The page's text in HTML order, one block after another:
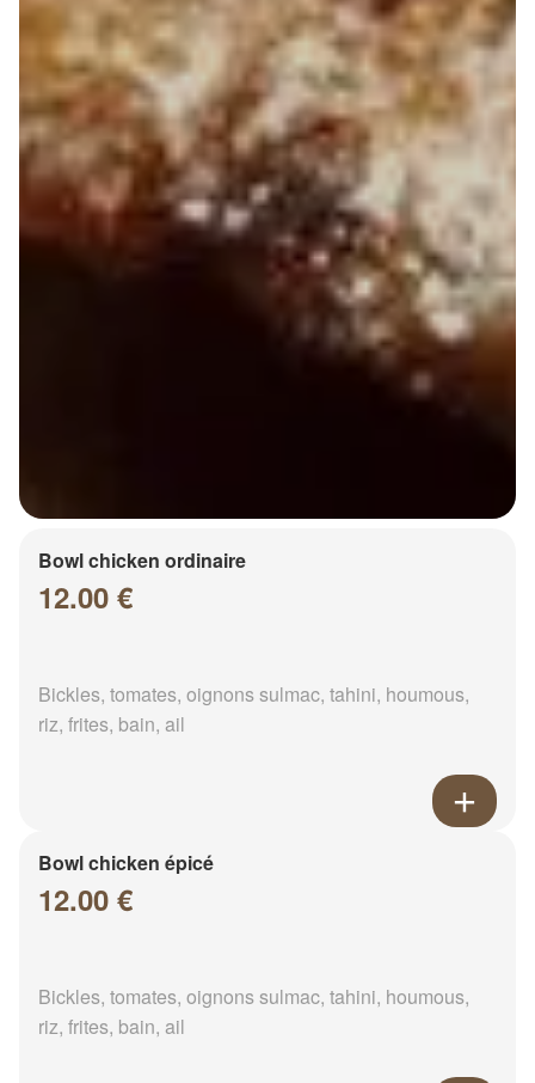
Bowl chicken ordinaire
12.00 €
Bickles, tomates, oignons sulmac, tahini, houmous,
riz, frites, bain, ail
Bowl chicken épicé
12.00 €
Bickles, tomates, oignons sulmac, tahini, houmous,
riz, frites, bain, ail